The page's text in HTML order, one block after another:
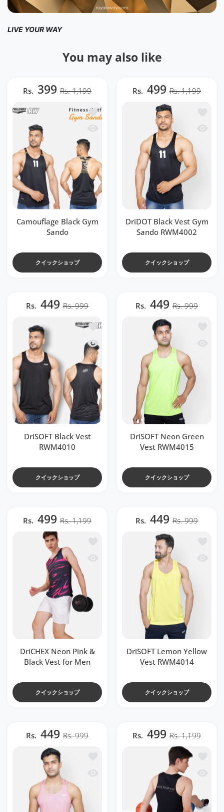
LIVE YOUR WAY
You may also like
Rs. 399 Rs. 1,199
ほしい物リストに追加する Camouflage
クイックビュー Camouflage Black Gym
Camouflage Black Gym
Sando
クイックショップ
Rs. 499 Rs. 1,199
DriDOT Black Vest Gym
Sando RWM4002
クイックショップ
Rs. 449 Rs. 999
ほしい物リストに追加する DriSOFT
クイックビュー DriSOFT Black Vest
DriSOFT Black Vest
RWM4010
クイックショップ
Rs. 449 Rs. 999
DriSOFT Neon Green
Vest RWM4015
クイックショップ
Rs. 499 Rs. 1,199
ほしい物リストに追加する DriCHEX
クイックビュー DriCHEX Neon Pink &
DriCHEX Neon Pink &
Black Vest for Men
クイックショップ
Rs. 449 Rs. 999
DriSOFT Lemon Yellow
Vest RWM4014
クイックショップ
Rs. 449 Rs. 999
ほしい物リストに追加する DriSOFT
クイックビュー DriSOFT Pink Vest
Rs. 499 Rs. 1,199